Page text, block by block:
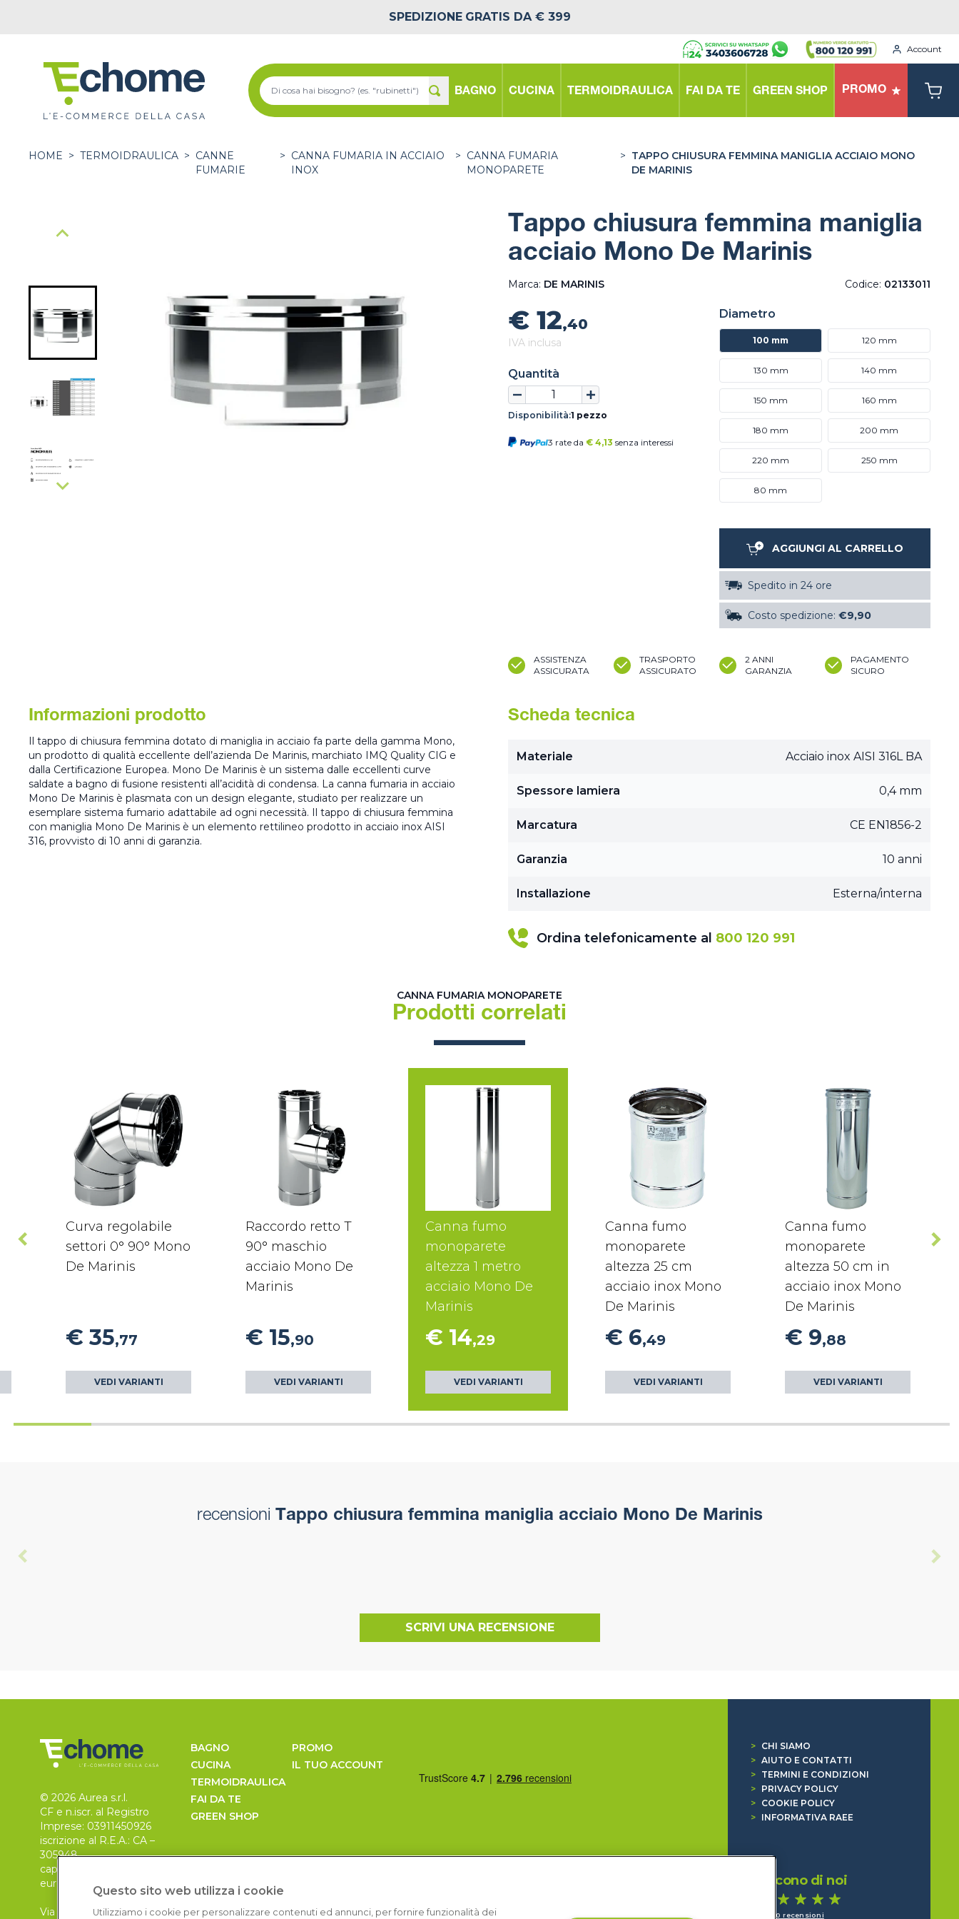
SPEDIZIONE GRATIS DA € 399
Account
BAGNO CUCINA TERMOIDRAULICA FAI DA TE GREEN SHOP PROMO
HOME > TERMOIDRAULICA > CANNE
FUMARIE
> CANNA FUMARIA IN ACCIAIO
INOX
> CANNA FUMARIA
MONOPARETE
> TAPPO CHIUSURA FEMMINA MANIGLIA ACCIAIO MONO
DE MARINIS
Tappo chiusura femmina maniglia
acciaio Mono De Marinis
Marca: DE MARINIS Codice: 02133011
€ 12,40
IVA inclusa
Quantità
Disponibilità:1 pezzo
3 rate da € 4,13 senza interessi
Diametro
100 mm 120 mm
130 mm 140 mm
150 mm 160 mm
180 mm 200 mm
220 mm 250 mm
80 mm
AGGIUNGI AL CARRELLO
Spedito in 24 ore
Costo spedizione: €9,90
ASSISTENZA
ASSICURATA
TRASPORTO
ASSICURATO
2 ANNI
GARANZIA
PAGAMENTO
SICURO
Informazioni prodotto
Il tappo di chiusura femmina dotato di maniglia in acciaio fa parte della gamma Mono,
un prodotto di qualità eccellente dell’azienda De Marinis, marchiato IMQ Quality CIG e
dalla Certificazione Europea. Mono De Marinis è un sistema dalle eccellenti curve
saldate a bagno di fusione resistenti all’acidità di condensa. La canna fumaria in acciaio
Mono De Marinis è plasmata con un design elegante, studiato per realizzare un
esemplare sistema fumario adattabile ad ogni necessità. Il tappo di chiusura femmina
con maniglia Mono De Marinis è un elemento rettilineo prodotto in acciaio inox AISI
316, provvisto di 10 anni di garanzia.
Scheda tecnica
Materiale Acciaio inox AISI 316L BA
Spessore lamiera 0,4 mm
Marcatura CE EN1856-2
Garanzia 10 anni
Installazione Esterna/interna
Ordina telefonicamente al 800 120 991
CANNA FUMARIA MONOPARETE
Prodotti correlati
Curva regolabile
settori 0° 90° Mono
De Marinis
€ 35,77
VEDI VARIANTI
Raccordo retto T
90° maschio
acciaio Mono De
Marinis
€ 15,90
VEDI VARIANTI
Canna fumo
monoparete
altezza 1 metro
acciaio Mono De
Marinis
€ 14,29
VEDI VARIANTI
Canna fumo
monoparete
altezza 25 cm
acciaio inox Mono
De Marinis
€ 6,49
VEDI VARIANTI
Canna fumo
monoparete
altezza 50 cm in
acciaio inox Mono
De Marinis
€ 9,88
VEDI VARIANTI
recensioni Tappo chiusura femmina maniglia acciaio Mono De Marinis
SCRIVI UNA RECENSIONE
© 2026 Aurea s.r.l.
CF e n.iscr. al Registro
Imprese: 03911450926
iscrizione al R.E.A.: CA –
305948
capitale sociale 30.000
euro, i.v.
Via Pietro Leo n. 6
BAGNO
CUCINA
TERMOIDRAULICA
FAI DA TE
GREEN SHOP
PROMO
IL TUO ACCOUNT
>
CHI SIAMO
> AIUTO E CONTATTI
>
TERMINI E CONDIZIONI
>
PRIVACY POLICY
>
COOKIE POLICY
>
INFORMATIVA RAEE
Dicono di noi
1.640 recensioni
Questo sito web utilizza i cookie
Utilizziamo i cookie per personalizzare contenuti ed annunci, per fornire funzionalità dei